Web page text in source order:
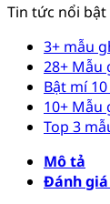
Tin tức nổi bật
3+ mẫu
28+ Mẫu
Bật mí
10+
Top 3
Mô tả
Đánh giá